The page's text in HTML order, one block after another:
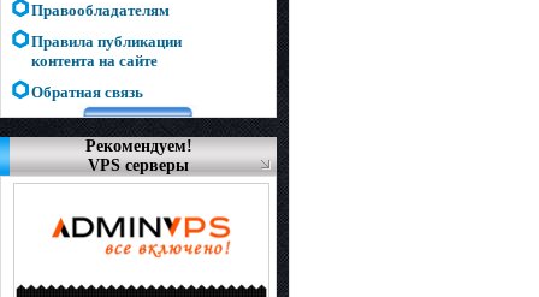
Правообладателям
Правила публикации
контента на сайте
Обратная связь
Рекомендуем!
VPS серверы